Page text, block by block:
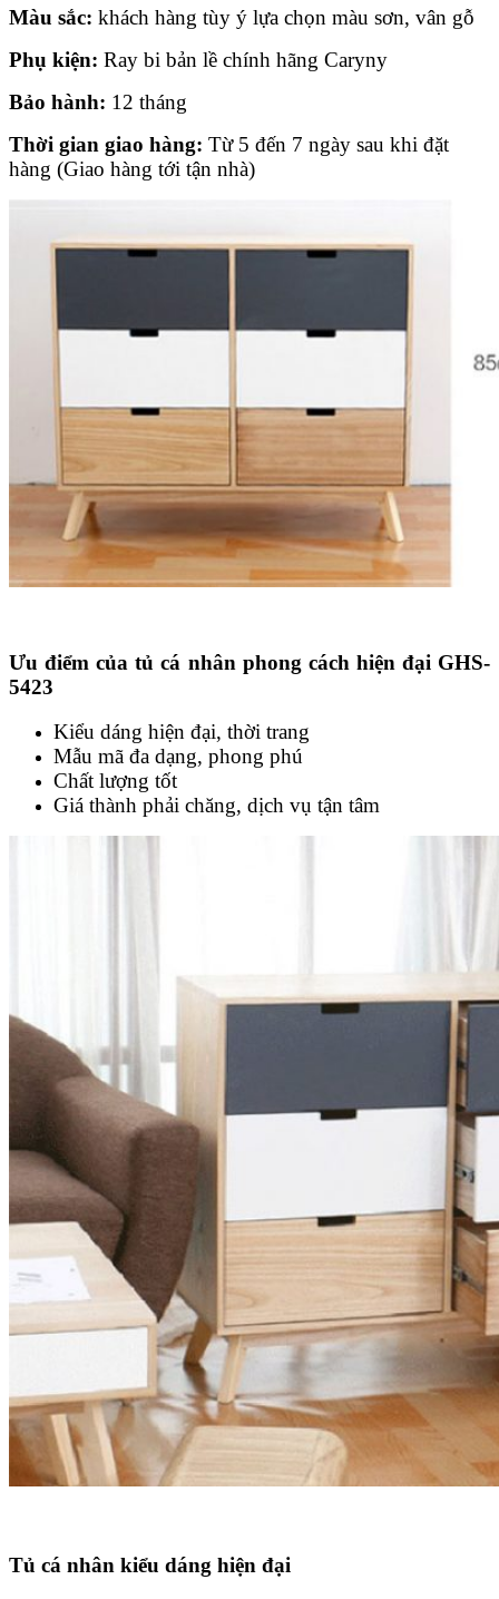
Màu sắc: khách hàng tùy ý lựa chọn màu sơn, vân gỗ
Phụ kiện: Ray bi bản lề chính hãng Caryny
Bảo hành: 12 tháng
Thời gian giao hàng: Từ 5 đến 7 ngày sau khi đặt
hàng (Giao hàng tới tận nhà)
Ưu điểm của tủ cá nhân phong cách hiện đại GHS-
5423
Kiểu dáng hiện đại, thời trang
Mẫu mã đa dạng, phong phú
Chất lượng tốt
Giá thành phải chăng, dịch vụ tận tâm
Tủ cá nhân kiểu dáng hiện đại